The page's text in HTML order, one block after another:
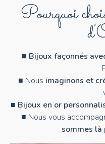
Pourquoi
■ Bijoux façonnés
■ Nous imaginons et
■ Bijoux en or
■ Nous vous
sommes là